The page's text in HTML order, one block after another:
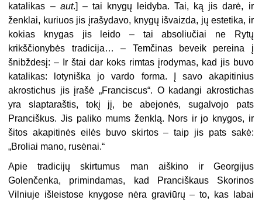
katalikas – aut.] – tai knygų leidyba. Tai, ką jis darė, ir
ženklai, kuriuos jis įrašydavo, knygų išvaizda, jų estetika, ir
kokias knygas jis leido – tai absoliučiai ne Rytų
krikščionybės tradicija… – Temčinas beveik pereina į
šnibždesį: – Ir štai dar koks rimtas įrodymas, kad jis buvo
katalikas: lotyniška jo vardo forma. Į savo akapitinius
akrostichus jis įrašė „Franciscus“. O kadangi akrostichas
yra slaptaraštis, tokį jį, be abejonės, sugalvojo pats
Pranciškus. Jis paliko mums ženklą. Nors ir jo knygos, ir
šitos akapitinės eilės buvo skirtos – taip jis pats sakė:
„Broliai mano, rusėnai.“
Apie tradicijų skirtumus man aiškino ir Georgijus
Golenčenka, primindamas, kad Pranciškaus Skorinos
Vilniuje išleistose knygose nėra graviūrų – to, kas labai